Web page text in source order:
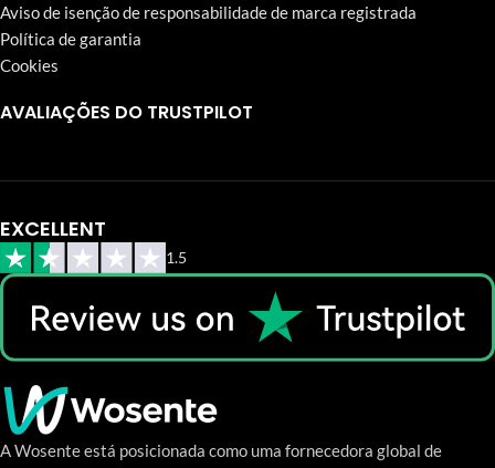
Aviso de isenção de responsabilidade de marca registrada
Política de garantia
Cookies
AVALIAÇÕES DO TRUSTPILOT
EXCELLENT
1.5
A Wosente está posicionada como uma fornecedora global de